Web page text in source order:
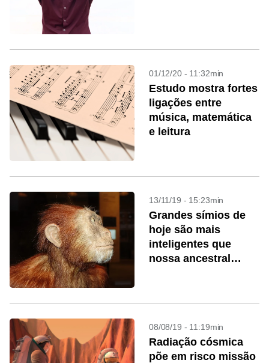
01/12/20 - 11:32min
Estudo mostra fortes
ligações entre
música, matemática
e leitura
13/11/19 - 15:23min
Grandes símios de
hoje são mais
inteligentes que
nossa ancestral
08/08/19 - 11:19min
Radiação cósmica
põe em risco missão